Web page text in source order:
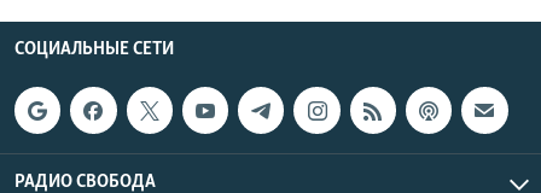
СОЦИАЛЬНЫЕ СЕТИ
РАДИО СВОБОДА